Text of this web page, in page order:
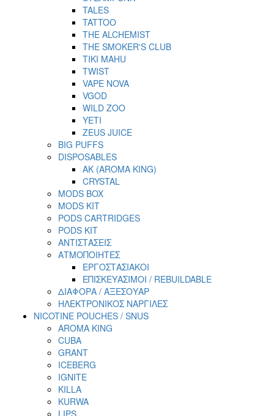
TALES
TATTOO
THE ALCHEMIST
THE SMOKER'S CLUB
TIKI MAHU
TWIST
VAPE NOVA
VGOD
WILD ZOO
YETI
ZEUS JUICE
BIG PUFFS
DISPOSABLES
AK (AROMA KING)
CRYSTAL
MODS BOX
MODS KIT
PODS CARTRIDGES
PODS KIT
ΑΝΤΙΣΤΑΣΕΙΣ
ΑΤΜΟΠΟΙΗΤΕΣ
ΕΡΓΟΣΤΑΣΙΑΚΟΙ
ΕΠΙΣΚΕΥΑΣΙΜΟΙ / REBUILDABLE
ΔΙΑΦΟΡΑ / ΑΞΕΣΟΥΑΡ
ΗΛΕΚΤΡΟΝΙΚΟΣ ΝΑΡΓΙΛΕΣ
NICOTINE POUCHES / SNUS
AROMA KING
CUBA
GRANT
ICEBERG
IGNITE
KILLA
KURWA
LIPS